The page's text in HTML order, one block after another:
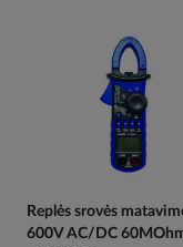
Replės srovės
600V AC/DC